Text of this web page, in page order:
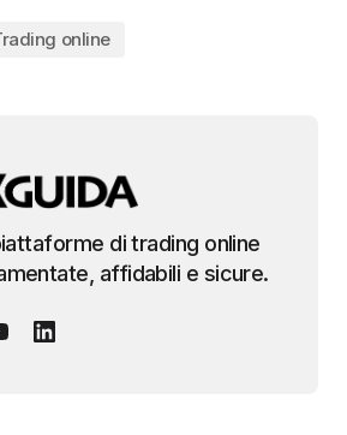
online
di trading online
affidabili e sicure.